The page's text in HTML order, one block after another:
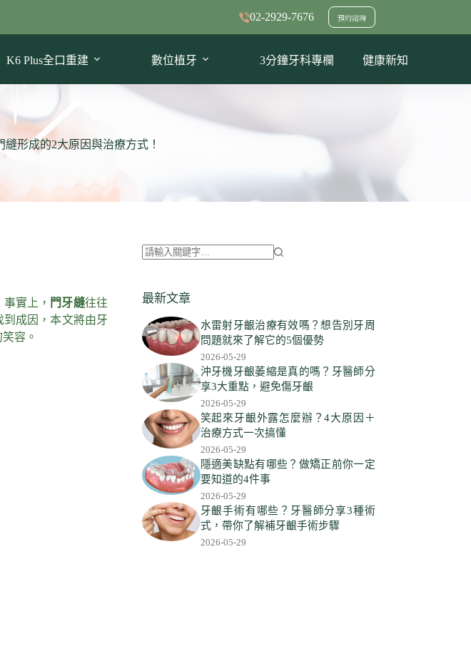
02-2929-7676 預約諮詢
K6 Plus全口重建 數位植牙 3分鐘牙科專欄 健康新知
形成的2大原因與治療方式！
實上， 門牙縫往往
成因，本文將由牙
容。
到
符
合
條
件
的
果
最新文章
水雷射牙齦治療有效嗎？想告別牙周
問題就來了解它的5個優勢
2026-05-29
沖牙機牙齦萎縮是真的嗎？牙醫師分
享3大重點，避免傷牙齦
2026-05-29
笑起來牙齦外露怎麼辦？4大原因＋
治療方式一次搞懂
2026-05-29
隱適美缺點有哪些？做矯正前你一定
要知道的4件事
2026-05-29
牙齦手術有哪些？牙醫師分享3種術
式，帶你了解補牙齦手術步驟
2026-05-29